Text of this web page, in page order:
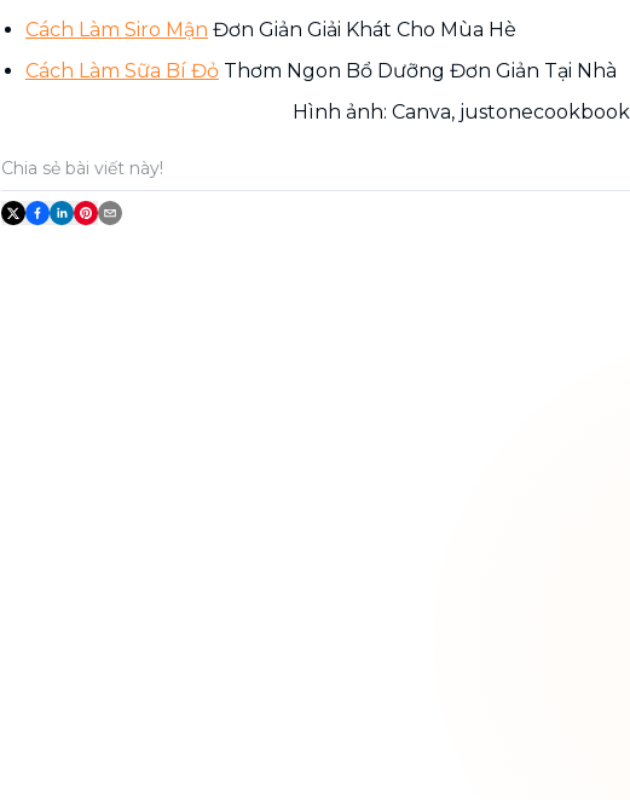
Cách Làm Siro Mận Đơn Giản Giải Khát Cho Mùa Hè
Cách Làm Sữa Bí Đỏ Thơm Ngon Bổ Dưỡng Đơn Giản Tại Nhà
Hình ảnh: Canva, justonecookbook
Chia sẻ bài viết này!